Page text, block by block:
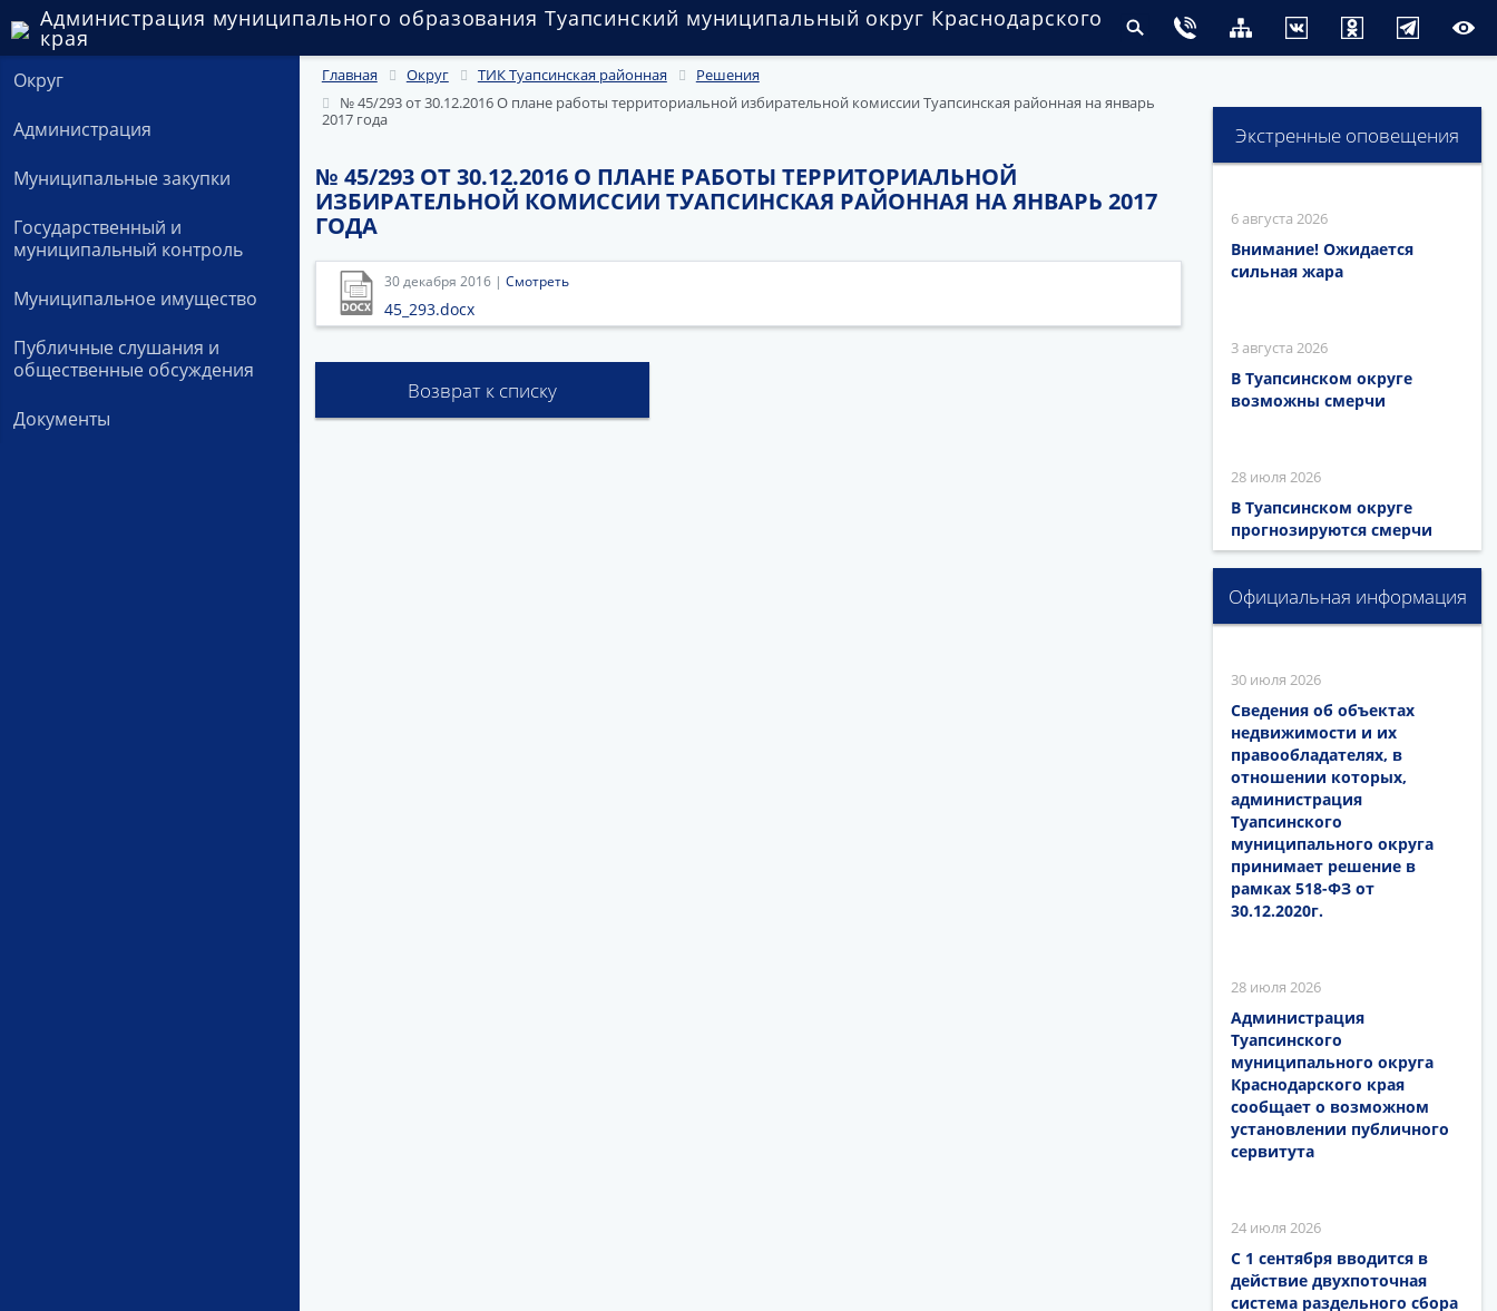
Администрация муниципального образования Туапсинский муниципальный округ Краснодарского
края
Округ
Администрация
Муниципальные закупки
Государственный и
муниципальный контроль
Муниципальное имущество
Публичные слушания и
общественные обсуждения
Документы
Главная Округ ТИК Туапсинская районная
Решения
№ 45/293 от 30.12.2016 О плане работы территориальной избирательной комиссии Туапсинская районная на январь
2017 года
№ 45/293 ОТ 30.12.2016 О ПЛАНЕ РАБОТЫ ТЕРРИТОРИАЛЬНОЙ
ИЗБИРАТЕЛЬНОЙ КОМИССИИ ТУАПСИНСКАЯ РАЙОННАЯ НА ЯНВАРЬ 2017
ГОДА
30 декабря 2016 | Смотреть
45_293.docx
Возврат к списку
Экстренные оповещения
6 августа 2026
Внимание! Ожидается
сильная жара
3 августа 2026
В Туапсинском округе
возможны смерчи
28 июля 2026
В Туапсинском округе
прогнозируются смерчи
Официальная информация
30 июля 2026
Сведения об объектах
недвижимости и их
правообладателях, в
отношении которых,
администрация
Туапсинского
муниципального округа
принимает решение в
рамках 518-ФЗ от
30.12.2020г.
28 июля 2026
Администрация
Туапсинского
муниципального округа
Краснодарского края
сообщает о возможном
установлении публичного
сервитута
24 июля 2026
С 1 сентября вводится в
действие двухпоточная
система раздельного сбора